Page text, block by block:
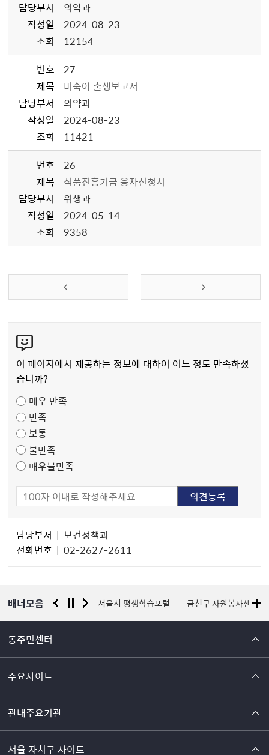
담당부서
의약과
작성일
2024-08-23
조회
12154
번호
27
제목
미숙아 출생보고서
담당부서
의약과
작성일
2024-08-23
조회
11421
번호
26
제목
식품진흥기금 융자신청서
담당부서
위생과
작성일
2024-05-14
조회
9358
텐
츠
만
도
조
사
이 페이지에서 제공하는 정보에 대하여 어느 정도 만족하셨
습니까?
매우 만족
만족
보통
불만족
매우불만족
자
담당부서
보건정책과
전화번호
02-2627-2611
배너모음
경찰청 유실물 통합포털 서울시 평생학습포털 금천구 자원봉사센터
동주민센터
주요사이트
관내주요기관
서울 자치구 사이트